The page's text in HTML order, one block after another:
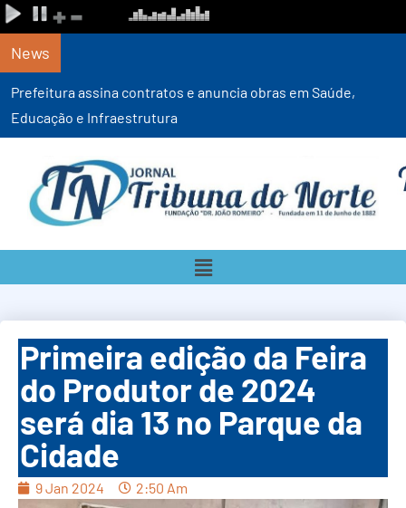
News
Prefeitura assina contratos e anuncia obras em Saúde,
Educação e Infraestrutura
Primeira edição da Feira
do Produtor de 2024
será dia 13 no Parque da
Cidade
9 Jan 2024 2:50 Am